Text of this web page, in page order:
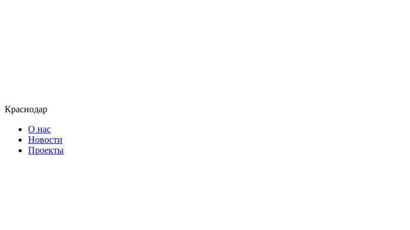
Краснодар
О нас
Новости
Проекты